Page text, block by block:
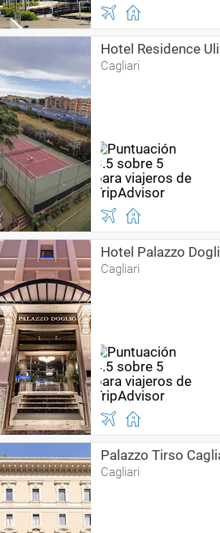
Hotel Residence
Cagliari
Hotel Palazzo
Cagliari
Palazzo Tirso
Cagliari